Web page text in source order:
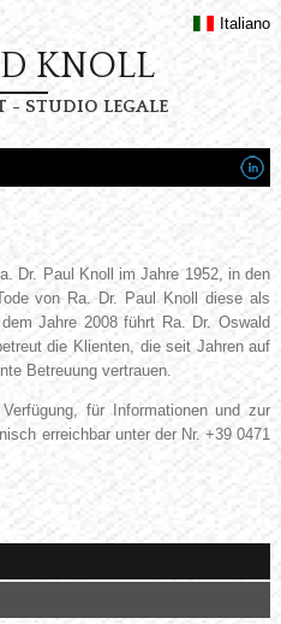
Italiano
KNOLL
- STUDIO LEGALE
Dr. Paul Knoll im Jahre 1952, in den
von Ra. Dr. Paul Knoll diese als
Jahre 2008 führt Ra. Dr. Oswald
die Klienten, die seit Jahren auf
Betreuung vertrauen.
für Informationen und zur
erreichbar unter der Nr. +39 0471